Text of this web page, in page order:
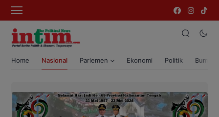
Home Nasional Parlemen Ekonomi Politik Bumi